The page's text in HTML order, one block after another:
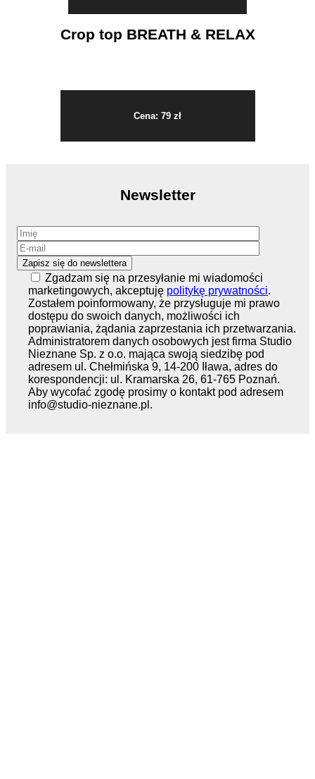
Crop top BREATH & RELAX
Cena: 79 zł
Newsletter
Zgadzam się na przesyłanie mi wiadomości
marketingowych, akceptuję politykę prywatności.
Zostałem poinformowany, że przysługuje mi prawo
dostępu do swoich danych, możliwości ich
poprawiania, żądania zaprzestania ich przetwarzania.
Administratorem danych osobowych jest firma Studio
Nieznane Sp. z o.o. mająca swoją siedzibę pod
adresem ul. Chełmińska 9, 14-200 Iława, adres do
korespondencji: ul. Kramarska 26, 61-765 Poznań.
Aby wycofać zgodę prosimy o kontakt pod adresem
info@studio-nieznane.pl.